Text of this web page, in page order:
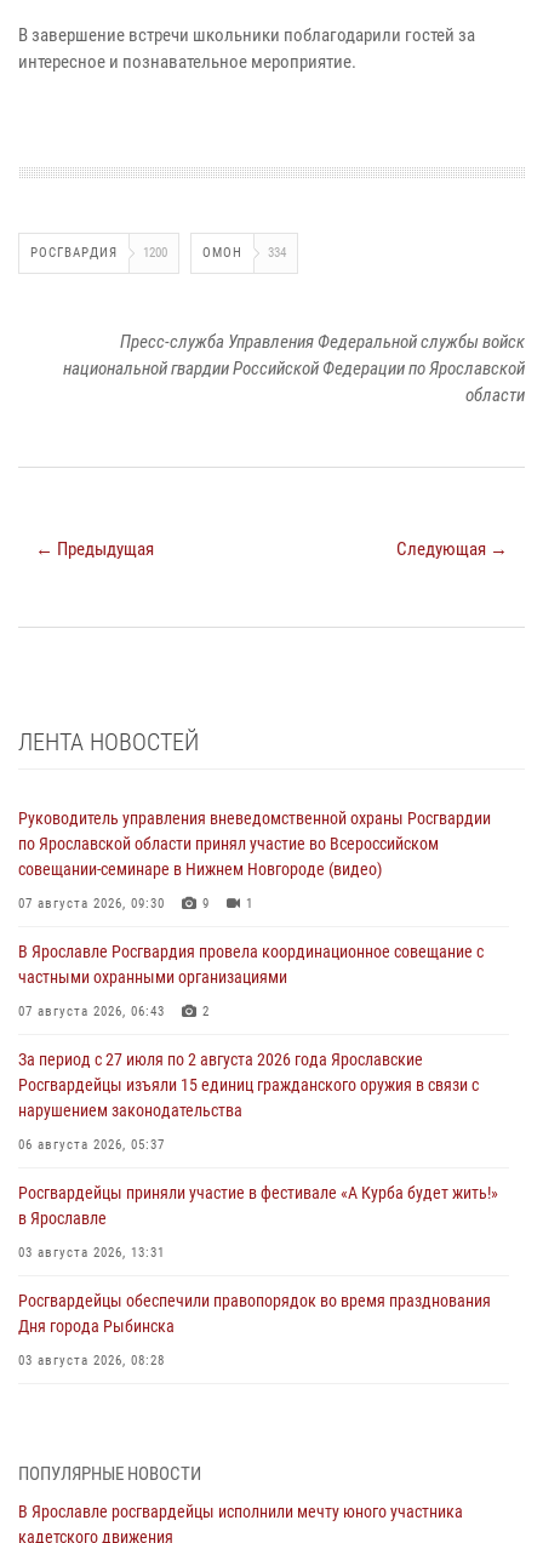
В завершение встречи школьники поблагодарили гостей за
интересное и познавательное мероприятие.
РОСГВАРДИЯ 1200 ОМОН 334
Пресс-служба Управления Федеральной службы войск
национальной гвардии Российской Федерации по Ярославской
области
← Предыдущая Следующая →
ЛЕНТА НОВОСТЕЙ
Руководитель управления вневедомственной охраны Росгвардии
по Ярославской области принял участие во Всероссийском
совещании-семинаре в Нижнем Новгороде (видео)
07 августа 2026, 09:30 9 1
В Ярославле Росгвардия провела координационное совещание с
частными охранными организациями
07 августа 2026, 06:43 2
За период с 27 июля по 2 августа 2026 года Ярославские
Росгвардейцы изъяли 15 единиц гражданского оружия в связи с
нарушением законодательства
06 августа 2026, 05:37
Росгвардейцы приняли участие в фестивале «А Курба будет жить!»
в Ярославле
03 августа 2026, 13:31
Росгвардейцы обеспечили правопорядок во время празднования
Дня города Рыбинска
03 августа 2026, 08:28
03 августа 2026, 07:24
Ярославские росгвардейцы за прошедшую неделю совершили
ПОПУЛЯРНЫЕ НОВОСТИ
В Ярославле росгвардейцы исполнили мечту юного участника
кадетского движения